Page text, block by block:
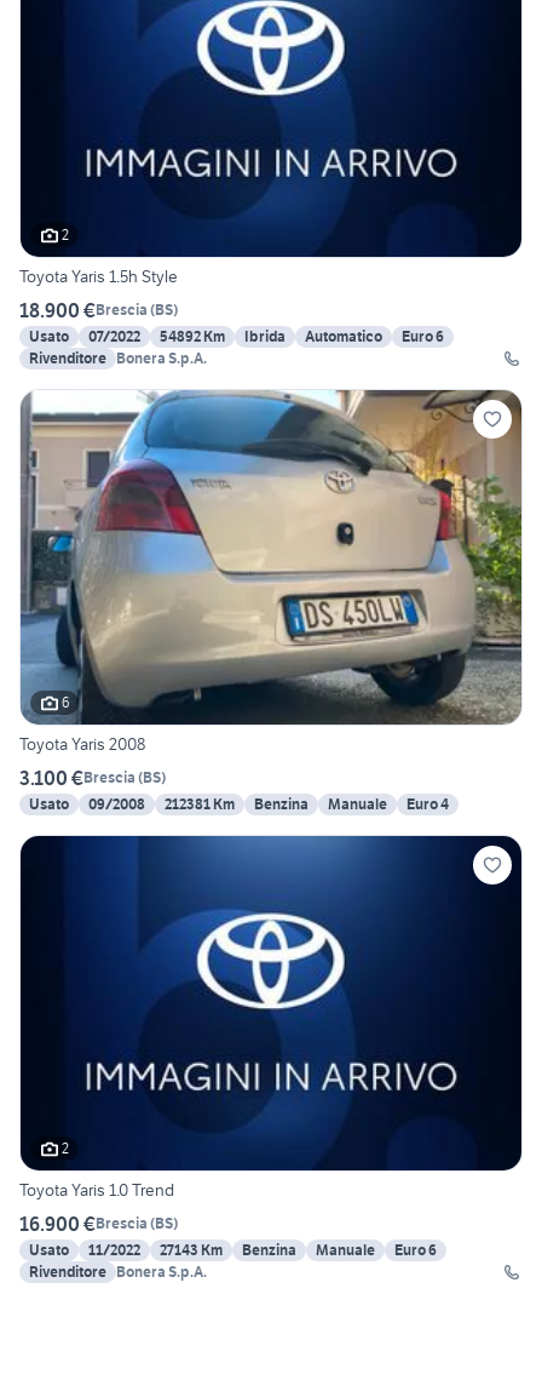
2
Toyota Yaris 1.5h Style
18.900 €Brescia (BS)
Usato
07/2022 54892 Km Ibrida Automatico
Euro 6
Rivenditore Bonera S.p.A.
6
Toyota Yaris 2008
3.100 €Brescia (BS)
Usato
09/2008 212381 Km Benzina Manuale Euro 4
2
Toyota Yaris 1.0 Trend
16.900 €Brescia (BS)
Usato
11/2022 27143 Km Benzina Manuale
Euro 6
Rivenditore Bonera S.p.A.